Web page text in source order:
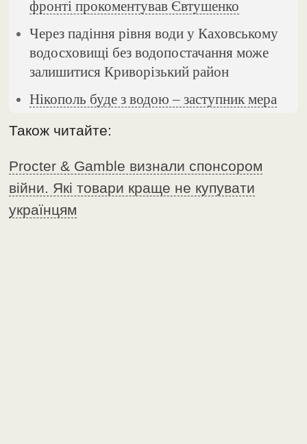
фронті прокоментував Євтушенко
Через падіння рівня води у Каховському
водосховищі без водопостачання може
залишитися Криворізький район
Нікополь буде з водою – заступник мера
Також читайте:
Procter & Gamble визнали спонсором
війни. Які товари краще не купувати
українцям